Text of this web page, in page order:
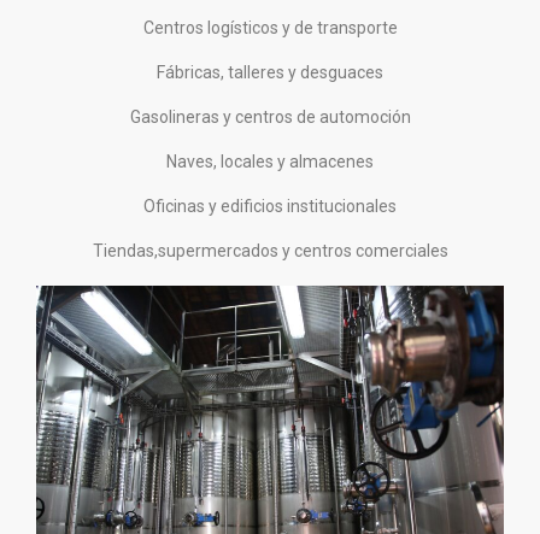
Centros logísticos y de transporte
Fábricas, talleres y desguaces
Gasolineras y centros de automoción
Naves, locales y almacenes
Oficinas y edificios institucionales
Tiendas,supermercados y centros comerciales